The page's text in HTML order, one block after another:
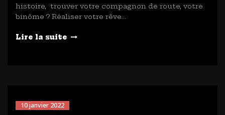
histoire, trouver votre compagnon de route, votre
binôme ? Réaliser votre rêve…
Lire la suite
10 janvier 2022